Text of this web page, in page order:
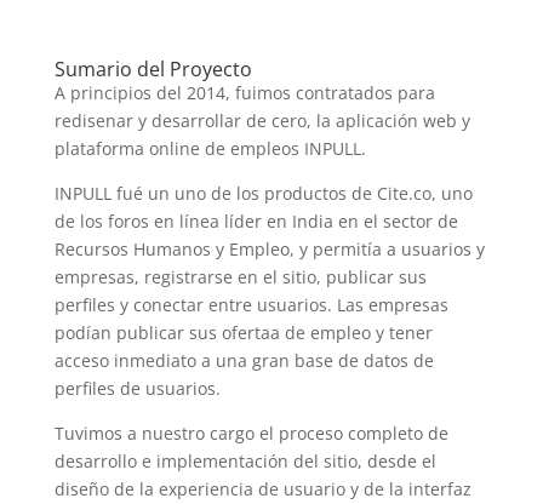
Sumario del Proyecto
A principios del 2014, fuimos contratados para
redisenar y desarrollar de cero, la aplicación web y
plataforma online de empleos INPULL.
INPULL fué un uno de los productos de Cite.co, uno
de los foros en línea líder en India en el sector de
Recursos Humanos y Empleo, y permitía a usuarios y
empresas, registrarse en el sitio, publicar sus
perfiles y conectar entre usuarios. Las empresas
podían publicar sus ofertaa de empleo y tener
acceso inmediato a una gran base de datos de
perfiles de usuarios.
Tuvimos a nuestro cargo el proceso completo de
desarrollo e implementación del sitio, desde el
diseño de la experiencia de usuario y de la interfaz